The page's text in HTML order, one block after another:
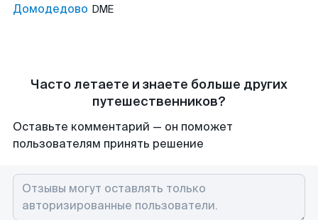
Домодедово DME
Часто летаете и знаете больше других
путешественников?
Оставьте комментарий — он поможет
пользователям принять решение